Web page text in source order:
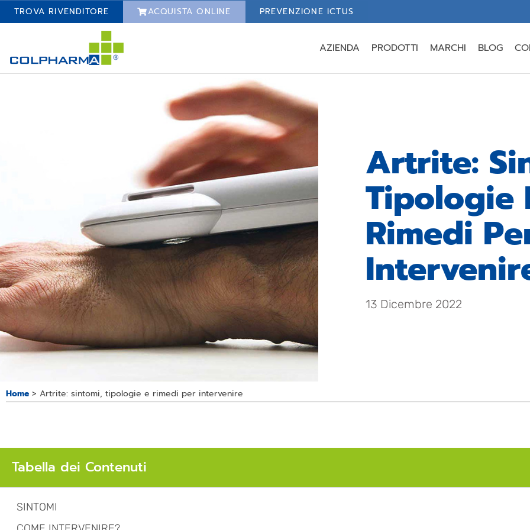
TROVA RIVENDITORE ACQUISTA ONLINE PREVENZIONE ICTUS
AZIENDA PRODOTTI MARCHI BLOG
Artrite:
Tipologie
Rimedi
13 Dicembre 2022
Home > Artrite: sintomi, tipologie e rimedi per intervenire
Tabella dei Contenuti
SINTOMI